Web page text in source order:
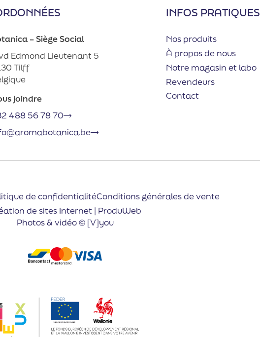
– Siège Social
Edmond Lieutenant 5
Tilff
joindre
488 56 78 70
INFOS PRATIQUES
Nos produits
À propos de nous
Notre magasin et labo
Revendeurs
Contact
de confidentialitéConditions générales de vente
de sites Internet | ProduWeb
Photos & vidéo © [V]you